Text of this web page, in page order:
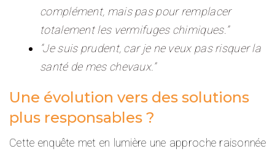
complément, mais pas pour remplacer
totalement les vermifuges chimiques.”
“Je suis prudent, car je ne veux pas risquer la
santé de mes chevaux.”
Une évolution vers des solutions
plus responsables ?
Cette enquête met en lumière une approche raisonnée